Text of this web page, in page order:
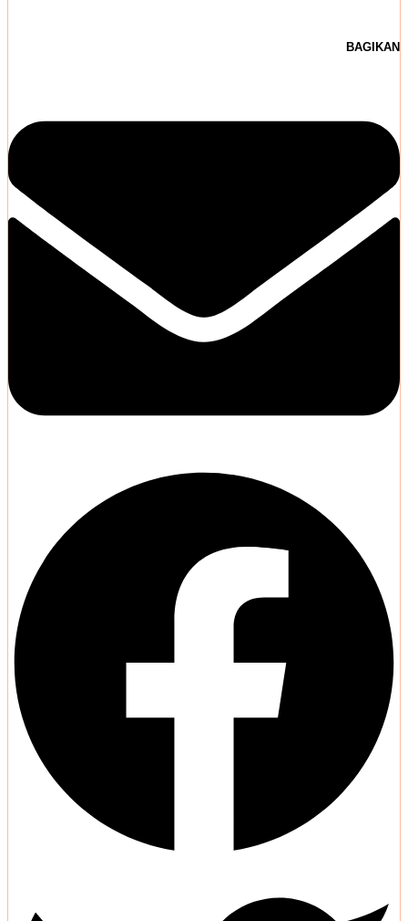
BAGIKAN